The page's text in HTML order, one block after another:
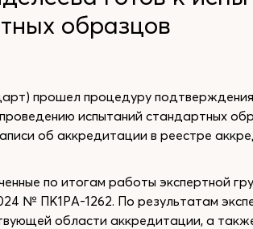
образцов
прошел процедуру подтверждения
испытаний стандартных
об аккредитации в реестре
по итогам работы экспертной
№ ПК1РА-1262. По результатам
области аккредитации, а